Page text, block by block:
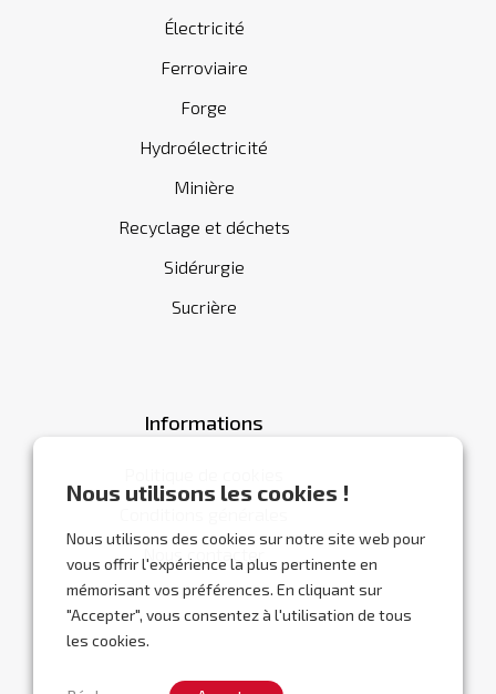
Nous utilisons les cookies !
Nous utilisons des cookies sur notre site web pour
vous offrir l'expérience la plus pertinente en
mémorisant vos préférences. En cliquant sur
"Accepter", vous consentez à l'utilisation de tous
les cookies.
Électricité
Ferroviaire
Forge
Hydroélectricité
Minière
Recyclage et déchets
Sidérurgie
Sucrière
Informations
Nous contacter